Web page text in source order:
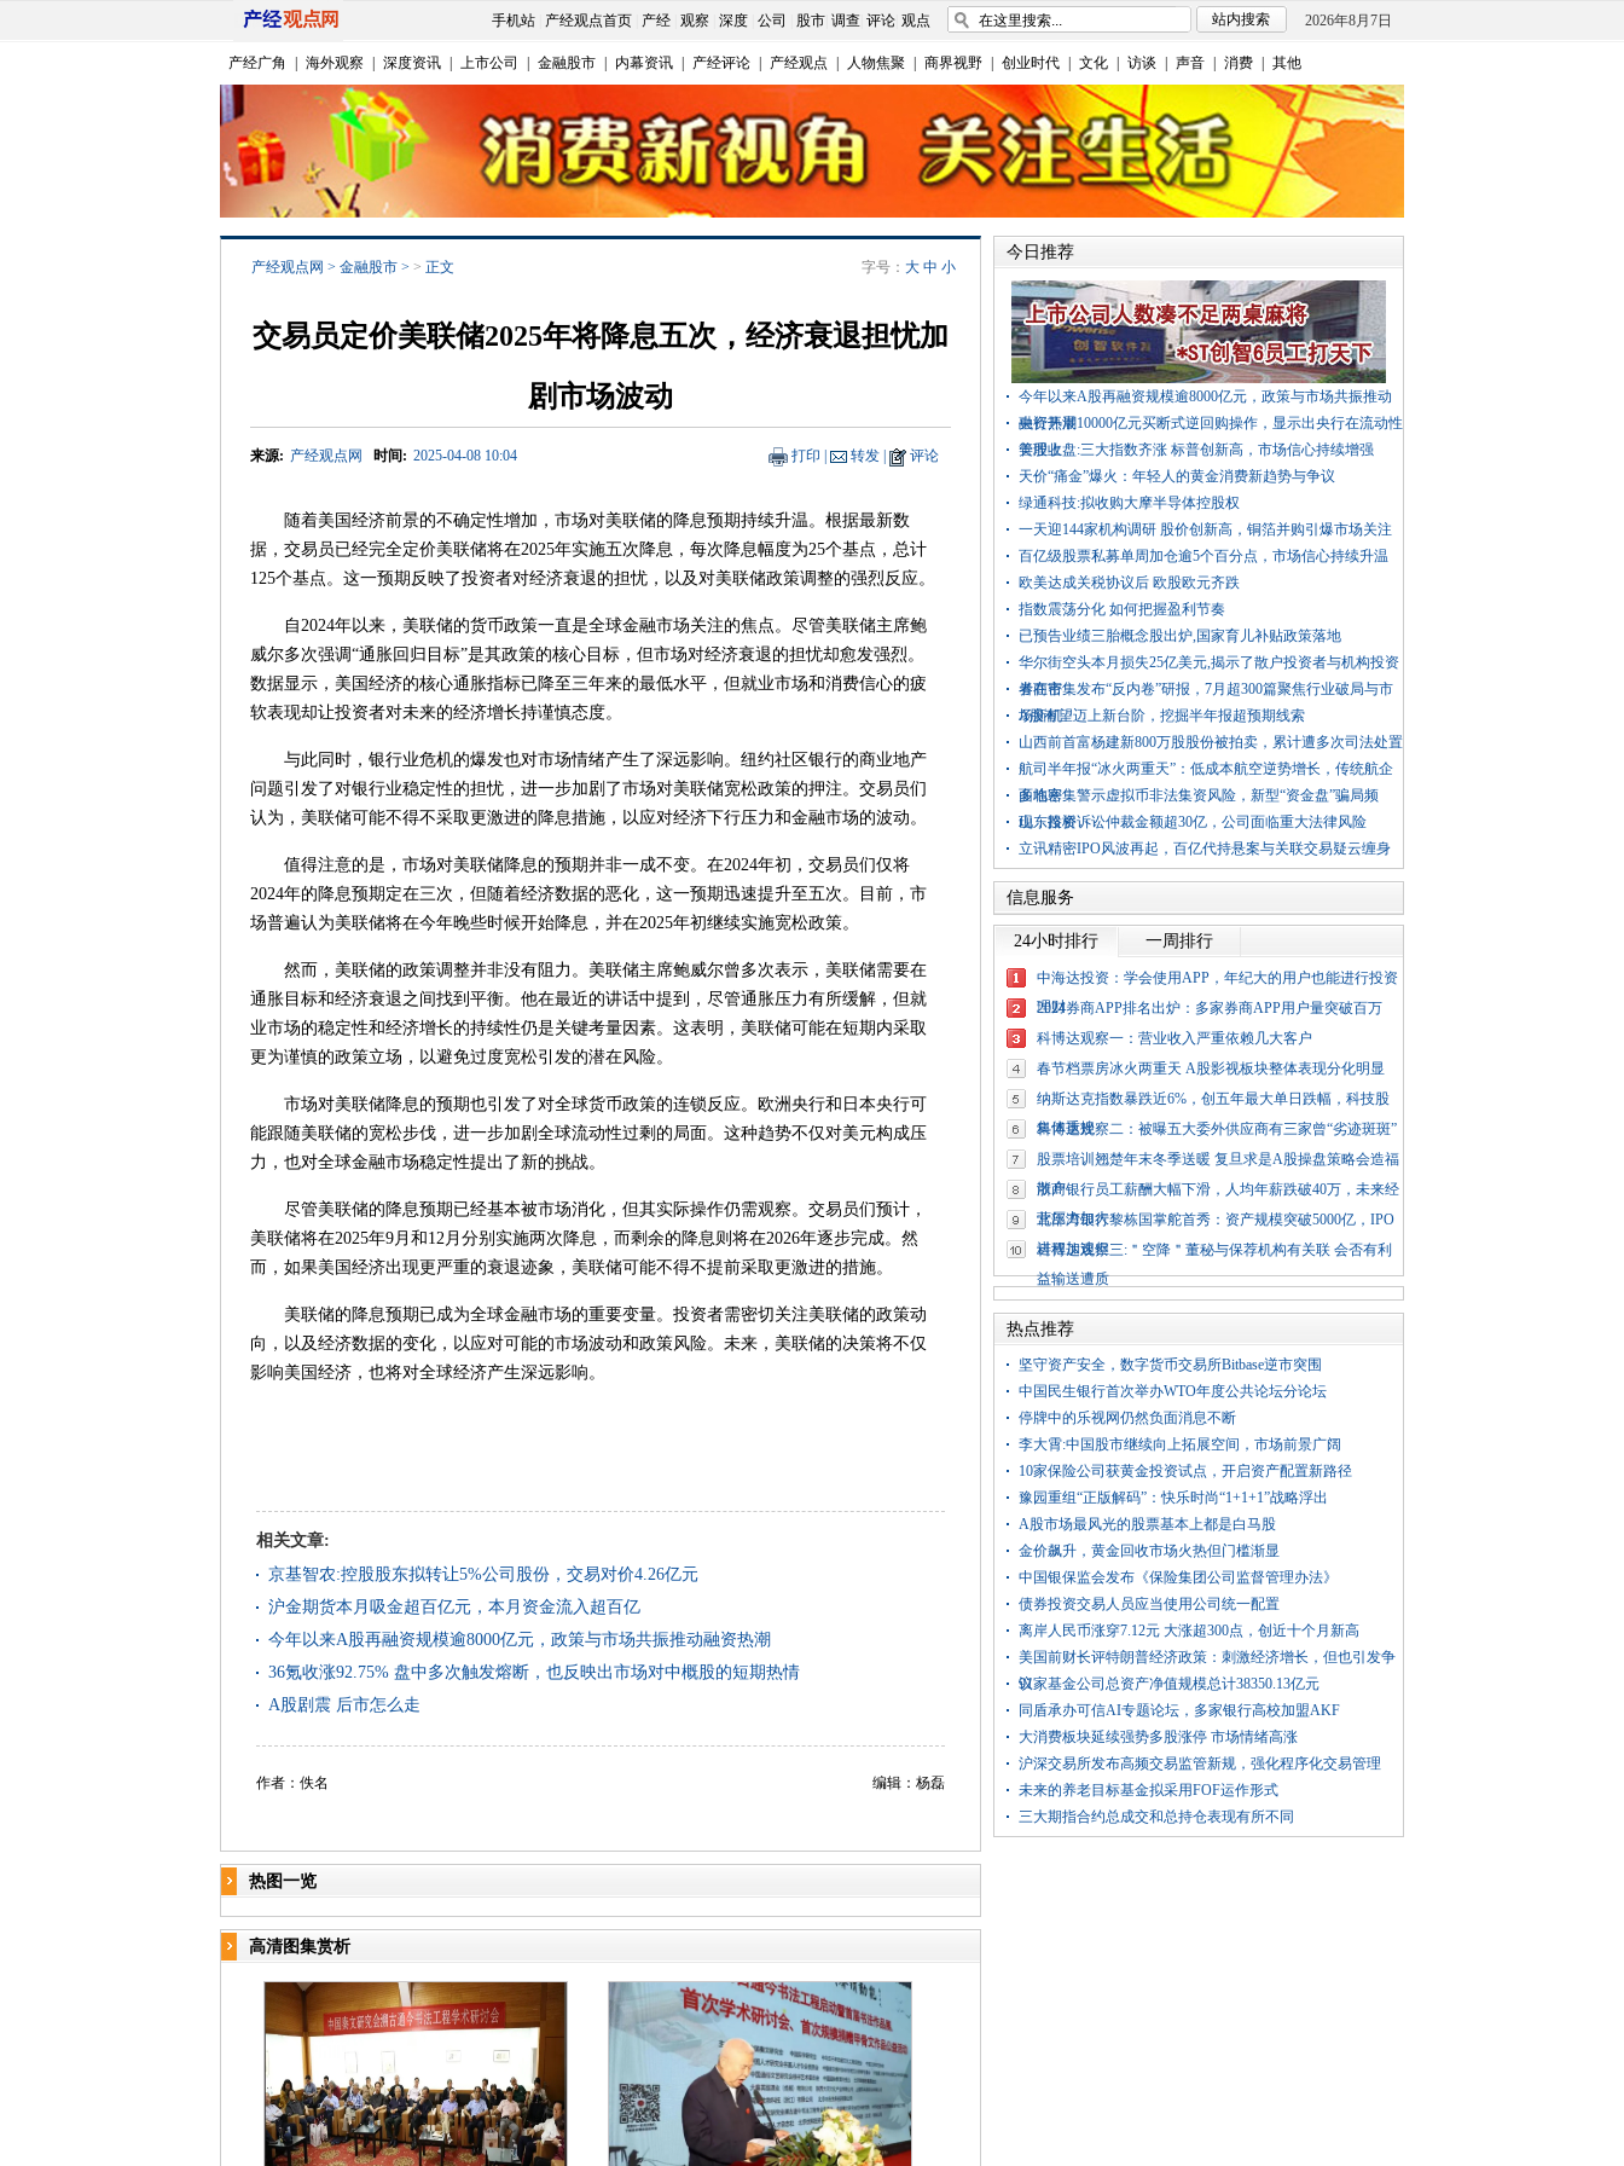
2026年8月7日
手机站| 产经观点首页| 产经| 观察 深度| 公司 股市| 调查 评论| 观点
产经广角 海外观察 深度资讯 上市公司 金融股市 内幕资讯 产经评论 产经观点 人物焦聚 商界视野 创业时代 文化 访谈 声音 消费 其他
产经观点网 > 金融股市 > > 正文 字号： 大 中 小
交易员定价美联储2025年将降息五次，经济衰退担忧加
剧市场波动
来源: 产经观点网 时间: 2025-04-08 10:04 打印 转发 评论
随着美国经济前景的不确定性增加，市场对美联储的降息预期持续升温。根据最新数
据，交易员已经完全定价美联储将在2025年实施五次降息，每次降息幅度为25个基点，总计
125个基点。这一预期反映了投资者对经济衰退的担忧，以及对美联储政策调整的强烈反应。
自2024年以来，美联储的货币政策一直是全球金融市场关注的焦点。尽管美联储主席鲍
威尔多次强调“通胀回归目标”是其政策的核心目标，但市场对经济衰退的担忧却愈发强烈。
数据显示，美国经济的核心通胀指标已降至三年来的最低水平，但就业市场和消费信心的疲
软表现却让投资者对未来的经济增长持谨慎态度。
与此同时，银行业危机的爆发也对市场情绪产生了深远影响。纽约社区银行的商业地产
问题引发了对银行业稳定性的担忧，进一步加剧了市场对美联储宽松政策的押注。交易员们
认为，美联储可能不得不采取更激进的降息措施，以应对经济下行压力和金融市场的波动。
值得注意的是，市场对美联储降息的预期并非一成不变。在2024年初，交易员们仅将
2024年的降息预期定在三次，但随着经济数据的恶化，这一预期迅速提升至五次。目前，市
场普遍认为美联储将在今年晚些时候开始降息，并在2025年初继续实施宽松政策。
然而，美联储的政策调整并非没有阻力。美联储主席鲍威尔曾多次表示，美联储需要在
通胀目标和经济衰退之间找到平衡。他在最近的讲话中提到，尽管通胀压力有所缓解，但就
业市场的稳定性和经济增长的持续性仍是关键考量因素。这表明，美联储可能在短期内采取
更为谨慎的政策立场，以避免过度宽松引发的潜在风险。
市场对美联储降息的预期也引发了对全球货币政策的连锁反应。欧洲央行和日本央行可
能跟随美联储的宽松步伐，进一步加剧全球流动性过剩的局面。这种趋势不仅对美元构成压
力，也对全球金融市场稳定性提出了新的挑战。
尽管美联储的降息预期已经基本被市场消化，但其实际操作仍需观察。交易员们预计，
美联储将在2025年9月和12月分别实施两次降息，而剩余的降息则将在2026年逐步完成。然
而，如果美国经济出现更严重的衰退迹象，美联储可能不得不提前采取更激进的措施。
美联储的降息预期已成为全球金融市场的重要变量。投资者需密切关注美联储的政策动
向，以及经济数据的变化，以应对可能的市场波动和政策风险。未来，美联储的决策将不仅
影响美国经济，也将对全球经济产生深远影响。
相关文章:
京基智农:控股股东拟转让5%公司股份，交易对价4.26亿元
沪金期货本月吸金超百亿元，本月资金流入超百亿
今年以来A股再融资规模逾8000亿元，政策与市场共振推动融资热潮
36氪收涨92.75% 盘中多次触发熔断，也反映出市场对中概股的短期热情
A股剧震 后市怎么走
作者：佚名 编辑：杨磊
热图一览
高清图集赏析
今日推荐
今年以来A股再融资规模逾8000亿元，政策与市场共振推动
融资热潮
央行开展10000亿元买断式逆回购操作，显示出央行在流动性
管理上
美股收盘:三大指数齐涨 标普创新高，市场信心持续增强
天价“痛金”爆火：年轻人的黄金消费新趋势与争议
绿通科技:拟收购大摩半导体控股权
一天迎144家机构调研 股价创新高，铜箔并购引爆市场关注
百亿级股票私募单周加仓逾5个百分点，市场信心持续升温
欧美达成关税协议后 欧股欧元齐跌
指数震荡分化 如何把握盈利节奏
已预告业绩三胎概念股出炉,国家育儿补贴政策落地
华尔街空头本月损失25亿美元,揭示了散户投资者与机构投资
者在市
券商密集发布“反内卷”研报，7月超300篇聚焦行业破局与市
场新机
A股有望迈上新台阶，挖掘半年报超预期线索
山西前首富杨建新800万股股份被拍卖，累计遭多次司法处置
航司半年报“冰火两重天”：低成本航空逆势增长，传统航企
面临寒
多地密集警示虚拟币非法集资风险，新型“资金盘”骗局频
现，投资
山东路桥诉讼仲裁金额超30亿，公司面临重大法律风险
立讯精密IPO风波再起，百亿代持悬案与关联交易疑云缠身
信息服务
24小时排行 一周排行
中海达投资：学会使用APP，年纪大的用户也能进行投资
理财
2024券商APP排名出炉：多家券商APP用户量突破百万
科博达观察一：营业收入严重依赖几大客户
春节档票房冰火两重天 A股影视板块整体表现分化明显
纳斯达克指数暴跌近6%，创五年最大单日跌幅，科技股
集体重挫
科博达观察二：被曝五大委外供应商有三家曾“劣迹斑斑”
股票培训翘楚年末冬季送暖 复旦求是A股操盘策略会造福
散户
浙商银行员工薪酬大幅下滑，人均年薪跌破40万，未来经
营压力加大
北部湾银行黎栋国掌舵首秀：资产规模突破5000亿，IPO
进程加速但
科博达观察三:＂空降＂董秘与保荐机构有关联 会否有利
益输送遭质
热点推荐
坚守资产安全，数字货币交易所Bitbase逆市突围
中国民生银行首次举办WTO年度公共论坛分论坛
停牌中的乐视网仍然负面消息不断
李大霄:中国股市继续向上拓展空间，市场前景广阔
10家保险公司获黄金投资试点，开启资产配置新路径
豫园重组“正版解码”：快乐时尚“1+1+1”战略浮出
A股市场最风光的股票基本上都是白马股
金价飙升，黄金回收市场火热但门槛渐显
中国银保监会发布《保险集团公司监督管理办法》
债券投资交易人员应当使用公司统一配置
离岸人民币涨穿7.12元 大涨超300点，创近十个月新高
美国前财长评特朗普经济政策：刺激经济增长，但也引发争
议
91家基金公司总资产净值规模总计38350.13亿元
同盾承办可信AI专题论坛，多家银行高校加盟AKF
大消费板块延续强势多股涨停 市场情绪高涨
沪深交易所发布高频交易监管新规，强化程序化交易管理
未来的养老目标基金拟采用FOF运作形式
三大期指合约总成交和总持仓表现有所不同